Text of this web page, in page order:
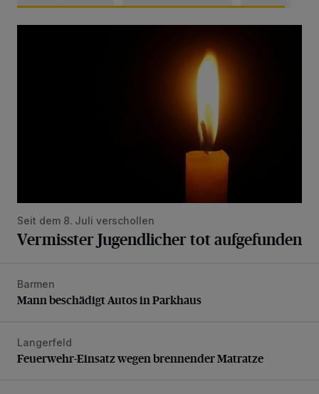
Seit dem 8. Juli verschollen
Vermisster Jugendlicher tot aufgefunden
Mann beschädigt Autos in Parkhaus
Barmen
Mann beschädigt Autos in Parkhaus
Feuerwehr-Einsatz wegen brennender Matratze
Langerfeld
Feuerwehr-Einsatz wegen brennender Matratze